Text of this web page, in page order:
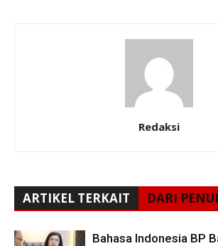
Redaksi
ARTIKEL TERKAIT DARI
Bahasa Indonesia BP